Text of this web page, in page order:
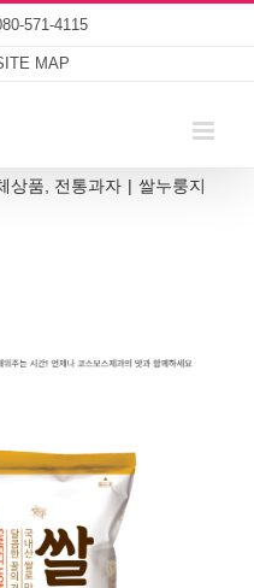
571-4115
MAP
상품 전통과자 | 쌀누룽지